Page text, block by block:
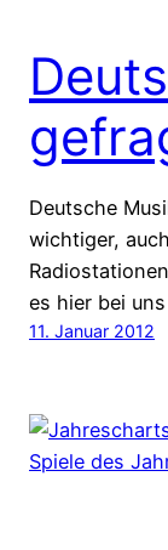
Deutsche
wichtiger,
es hier bei
11. Januar 2012